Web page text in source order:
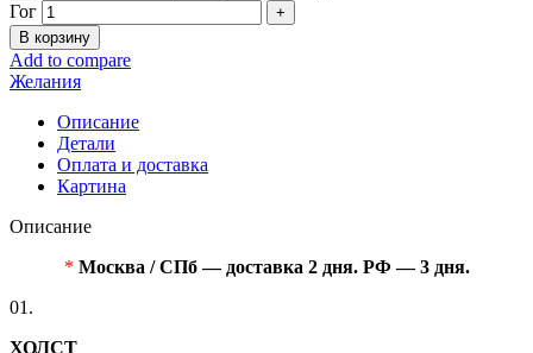
Гог
В корзину
Add to compare
Желания
Описание
Детали
Оплата и доставка
Картина
Описание
* Москва / СПб — доставка 2 дня. РФ — 3 дня.
01.
ХОЛСТ